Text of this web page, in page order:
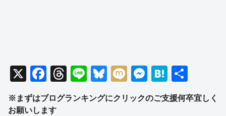
X
F
a
c
T
hr
e
Li
n
e
Bl
e
M
ixi
M
ss
H
at
e
有
※まずはブログランキングにクリックのご支援何卒宜しく
お願いします